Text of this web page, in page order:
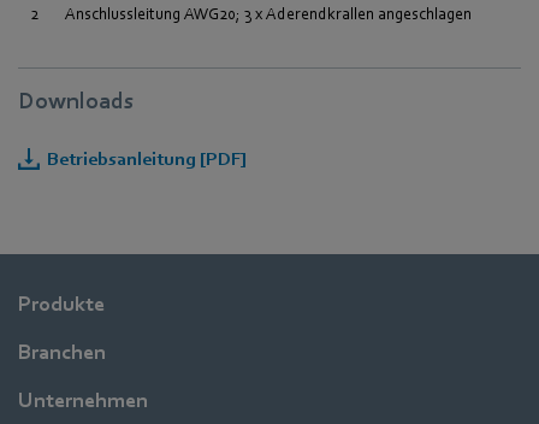
2
Anschlussleitung AWG20; 3 x Aderendkrallen angeschlagen
Downloads
Betriebsanleitung [PDF]
Produkte
Branchen
Unternehmen